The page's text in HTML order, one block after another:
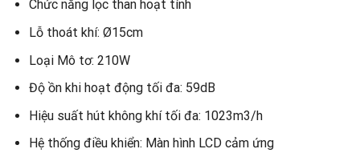
Chức năng lọc than hoạt tính
Lỗ thoát khí: Ø15cm
Loại Mô tơ: 210W
Độ ồn khi hoạt động tối đa: 59dB
Hiệu suất hút không khí tối đa: 1023m3/h
Hệ thống điều khiển: Màn hình LCD cảm ứng